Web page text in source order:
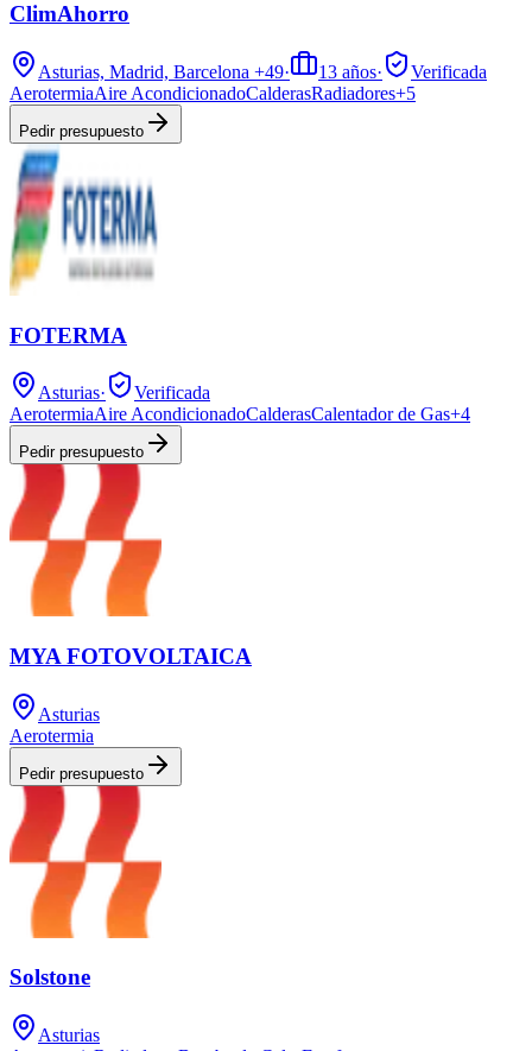
ClimAhorro
Asturias, Madrid, Barcelona +49· 13 años·
Verificada
AerotermiaAire AcondicionadoCalderasRadiadores+5
Pedir presupuesto
FOTERMA
Asturias·
Verificada
AerotermiaAire AcondicionadoCalderasCalentador de Gas+4
Pedir presupuesto
MYA FOTOVOLTAICA
Asturias
Aerotermia
Pedir presupuesto
Solstone
Asturias